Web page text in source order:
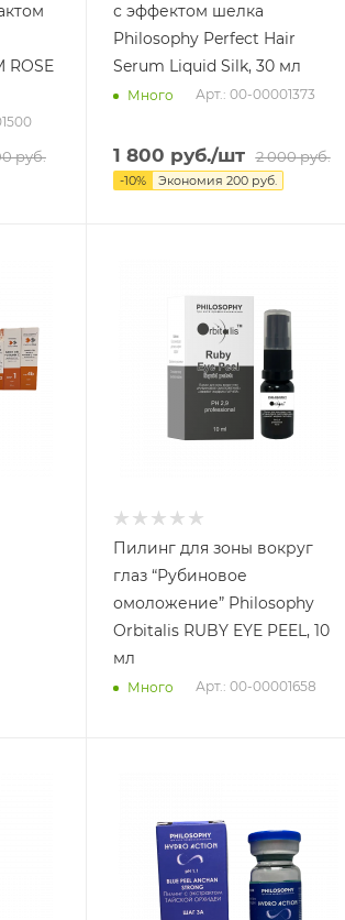
ROSE
руб.
с эффектом шелка
Philosophy Perfect Hair
Serum Liquid Silk, 30 мл
Много Арт.: 00-00001373
1 800 руб./шт 2 000руб.
-10% Экономия 200руб.
Пилинг для зоны вокруг
глаз “Рубиновое
омоложение” Philosophy
Orbitalis RUBY EYE PEEL, 10
мл
Много Арт.: 00-00001658